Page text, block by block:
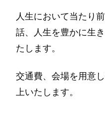
人生において当たり
話、人生を豊かに生
たします。
交通費、会場を用意
上いたします。